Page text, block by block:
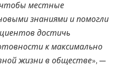
местные
знаниями и помогли
достичь
к максимально
жизни в обществе», —